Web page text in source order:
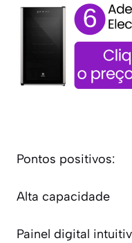
Pontos positivos:
Alta capacidade
Painel digital